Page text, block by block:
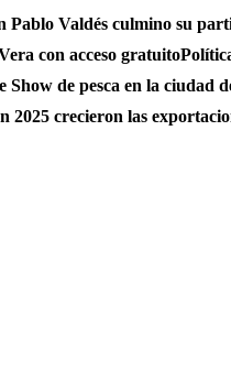
Pablo Valdés culmino su
con acceso gratuito
de pesca en la ciudad
2025 crecieron las